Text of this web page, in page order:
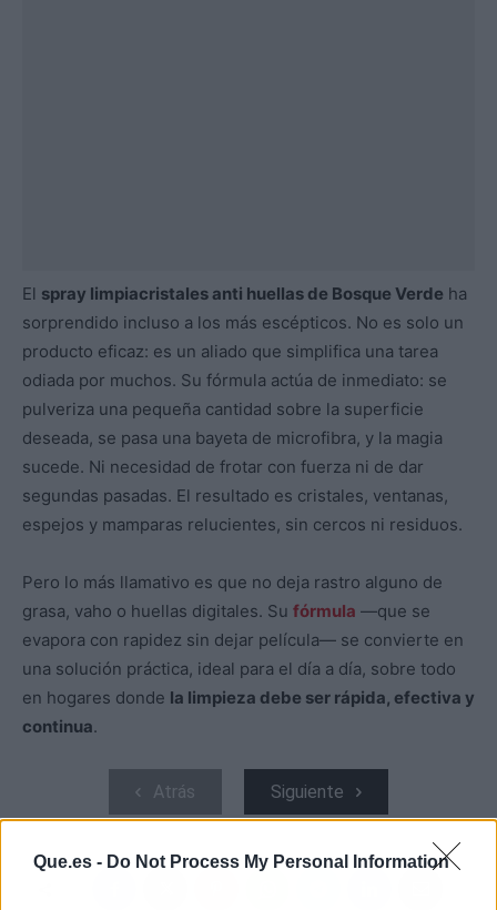
Que.es - Do Not Process My Personal Information
El spray limpiacristales anti huellas de Bosque Verde ha
sorprendido incluso a los más escépticos. No es solo un
producto eficaz: es un aliado que simplifica una tarea
odiada por muchos. Su fórmula actúa de inmediato: se
pulveriza una pequeña cantidad sobre la superficie
deseada, se pasa una bayeta de microfibra, y la magia
sucede. Ni necesidad de frotar con fuerza ni de dar
segundas pasadas. El resultado es cristales, ventanas,
espejos y mamparas relucientes, sin cercos ni residuos.
Pero lo más llamativo es que no deja rastro alguno de
grasa, vaho o huellas digitales. Su fórmula —que se
evapora con rapidez sin dejar película— se convierte en
una solución práctica, ideal para el día a día, sobre todo
en hogares donde la limpieza debe ser rápida, efectiva y
continua.
Atrás Siguiente